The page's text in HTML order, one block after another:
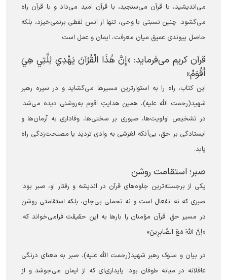
می‌اندیشید، با قرآن می‌سنجید، با قرآن امید می‌داد و با قرآن راه
می‌گشود. چنین نسبتی با وحی، تنها از انس لفظی برنمی‌خیزد، بلکه
حاصل پیوندی عمیق میان معرفت، ایمان و عمل است.
قرآن کریم می‌فرماید: «إِنَّ هَٰذَا الْقُرْآنَ يَهْدِي لِلَّتِي هِيَ
أَقْوَمُ»
این کتاب، راه را به استوارترین مسیرها می‌گشاید و در سیره رهبر
شهید(رحمت الله علیه)، همین هدایتِ اقوم به‌روشنی دیده می‌شد؛
در تشخیص اولویت‌ها، صبوری بر سختی‌ها، وفاداری به آرمان‌ها و
ایستادگی بر حق، بی‌آنکه لغزشی به وادی تردید یا مصلحت‌زدگی راه
یابد.
صبر؛ استقامت روشن
یکی از برجسته‌ترین جلوه‌های قرآن در اندیشه و رفتار او، صبر بود؛
صبری که نه انفعال است و نه تحملی بی‌جان، بلکه استقامتی روشن
در مسیر حق. قرآن مؤمنان را بارها به این حقیقت فرامی‌خواند که:
«إِنَّ اللَّهَ مَعَ الصَّابِرِينَ»
در بیان و سلوک رهبر شهید(رحمت الله علیه)، صبر به معنای درنگی
عاقلانه در میانه طوفان بود؛ پایداری‌ای که از ایمان می‌جوشد و از